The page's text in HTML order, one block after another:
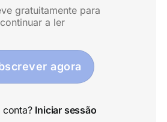
gratuitamente para
continuar a ler
agora
conta? Iniciar sessão